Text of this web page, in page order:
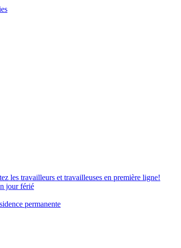
les travailleurs et travailleuses en première ligne!
jour férié
permanente